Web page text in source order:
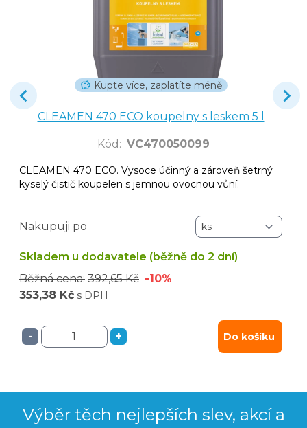
Kupte více, zaplatíte méně
CLEAMEN 470 ECO koupelny s leskem 5 l
Kód : VC470050099
CLEAMEN 470 ECO. Vysoce účinný a zároveň šetrný
kyselý čistič koupelen s jemnou ovocnou vůní.
Nakupuji po
Skladem u dodavatele (běžně do 2 dní)
Běžná cena: 392,65 Kč -10%
353,38 Kč s DPH
- + Do košíku
Výběr těch nejlepších slev, akcí a